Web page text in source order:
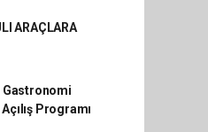
ARAÇLARA
Gastronomi
Programı